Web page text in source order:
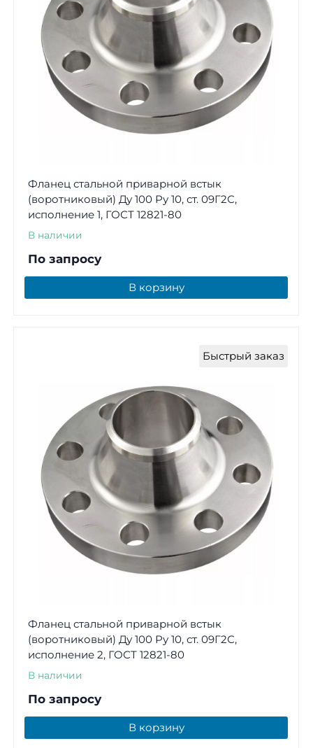
Фланец стальной приварной встык
(воротниковый) Ду 100 Ру 10, ст. 09Г2С,
исполнение 1, ГОСТ 12821-80
В наличии
По запросу
В корзину
Быстрый заказ
Фланец стальной приварной встык
(воротниковый) Ду 100 Ру 10, ст. 09Г2С,
исполнение 2, ГОСТ 12821-80
В наличии
По запросу
В корзину